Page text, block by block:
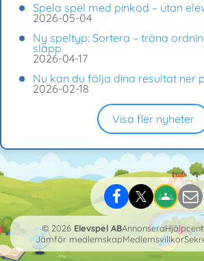
Spela spel med pinkod – utan
2026-05-04
Ny speltyp: Sortera – träna
släpp
2026-04-17
Nu kan du följa dina resultat ner
2026-02-18
Visa fler nyheter
© 2026 Elevspel ABAnnonsera
Jämför medlemskapMedlemsvillkor